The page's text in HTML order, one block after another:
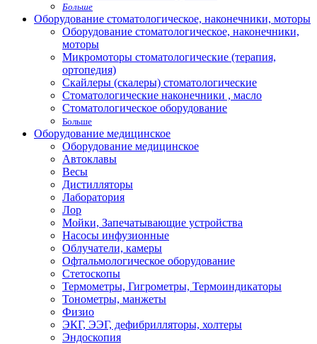
Больше
Оборудование стоматологическое, наконечники, моторы
Оборудование стоматологическое, наконечники,
моторы
Микромоторы стоматологические (терапия,
ортопедия)
Скайлеры (скалеры) стоматологические
Стоматологические наконечники , масло
Стоматологическое оборудование
Больше
Оборудование медицинское
Оборудование медицинское
Автоклавы
Весы
Дистилляторы
Лаборатория
Лор
Мойки, Запечатывающие устройства
Насосы инфузионные
Облучатели, камеры
Офтальмологическое оборудование
Стетоскопы
Термометры, Гигрометры, Термоиндикаторы
Тонометры, манжеты
Физио
ЭКГ, ЭЭГ, дефибрилляторы, холтеры
Эндоскопия